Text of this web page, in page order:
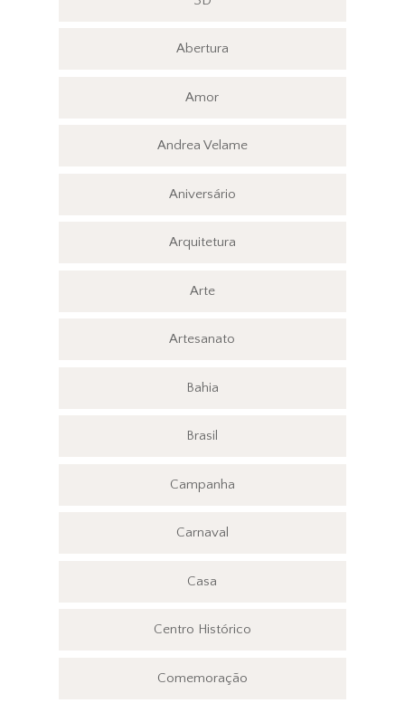
Abertura
Amor
Andrea Velame
Aniversário
Arquitetura
Arte
Artesanato
Bahia
Brasil
Campanha
Carnaval
Casa
Centro Histórico
Comemoração